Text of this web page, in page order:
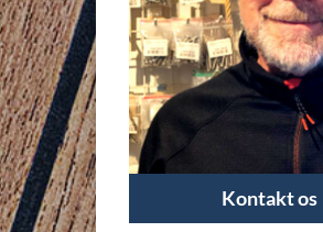
Kontakt os